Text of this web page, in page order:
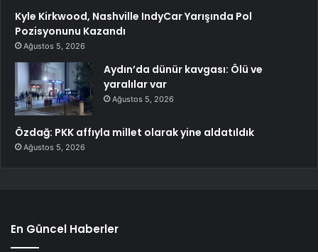
Kyle Kirkwood, Nashville IndyCar Yarışında Pol
Pozisyonunu Kazandı
Ağustos 5, 2026
Aydın’da dünür kavgası: Ölü ve
yaralılar var
Ağustos 5, 2026
Özdağ: PKK affıyla millet olarak yine aldatıldık
Ağustos 5, 2026
En Güncel Haberler